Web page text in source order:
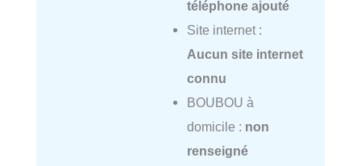
téléphone ajouté
Site internet :
Aucun site internet
connu
BOUBOU à
domicile : non
renseigné